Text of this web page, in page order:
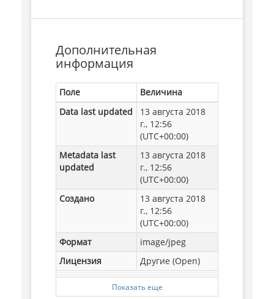
Дополнительная
информация
Поле
Величина
Data last updated
13 августа 2018
г., 12:56
(UTC+00:00)
Metadata last
updated
13 августа 2018
г., 12:56
(UTC+00:00)
Создано
13 августа 2018
г., 12:56
(UTC+00:00)
Формат
image/jpeg
Лицензия
Другие (Open)
Показать еще